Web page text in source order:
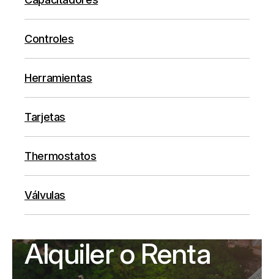
Controles
Herramientas
Tarjetas
Thermostatos
Válvulas
Alquiler o Renta